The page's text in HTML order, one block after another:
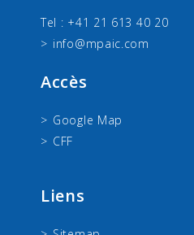
Tel : +41 21 613 40 20
info@mpaic.com
Accès
Google Map
CFF
Liens